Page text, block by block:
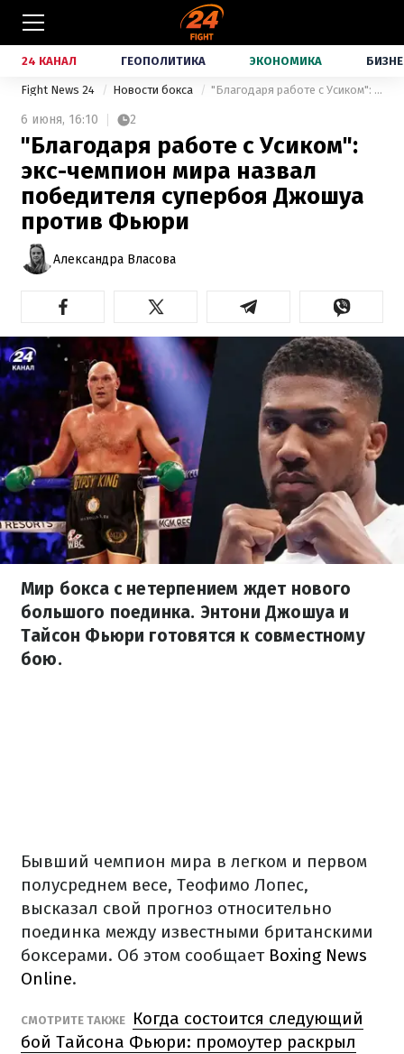
24 КАНАЛ ГЕОПОЛИТИКА ЭКОНОМИКА
Fight News 24 Новости бокса "Благодаря работе с Усиком": экс-чемпион мира назвал победителя супербоя Джошуа против Фьюри
6 июня, 16:10 2
"Благодаря работе с Усиком":
экс-чемпион мира назвал
победителя супербоя Джошуа
против Фьюри
Александра Власова
Мир бокса с нетерпением ждет нового
большого поединка. Энтони Джошуа и
Тайсон Фьюри готовятся к совместному
бою.
Бывший чемпион мира в легком и первом
полусреднем весе, Теофимо Лопес,
высказал свой прогноз относительно
поединка между известными британскими
боксерами. Об этом сообщает Boxing News
Online.
СМОТРИТЕ ТАКЖЕ
Когда состоится следующий
бой Тайсона Фьюри: промоутер раскрыл